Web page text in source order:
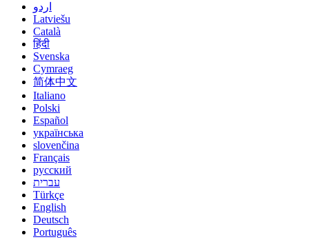
اردو
Latviešu
Català
हिंदी
Svenska
Cymraeg
简体中文
Italiano
Polski
Español
українська
slovenčina
Français
русский
עברית
Türkçe
English
Deutsch
Português